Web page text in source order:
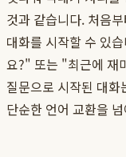
것과 같습니다. 처음
대화를 시작할 수 있
요?" 또는 "최근에 재
질문으로 시작된 대
단순한 언어 교환을